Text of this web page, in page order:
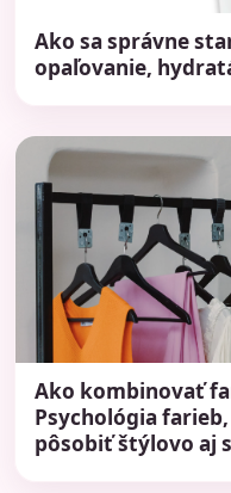
Ako sa správne
opaľovanie,
Ako kombinovať
Psychológia
pôsobiť štýlovo aj